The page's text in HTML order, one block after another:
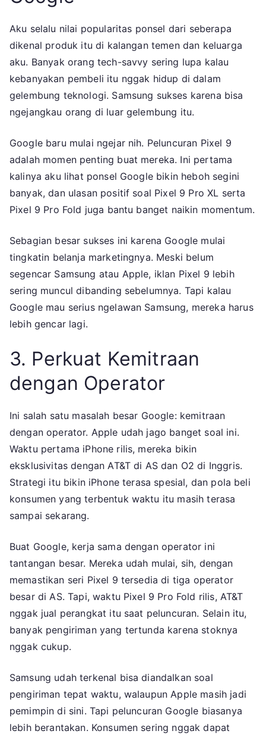
Aku selalu nilai popularitas ponsel dari seberapa
dikenal produk itu di kalangan temen dan keluarga
aku. Banyak orang tech-savvy sering lupa kalau
kebanyakan pembeli itu nggak hidup di dalam
gelembung teknologi. Samsung sukses karena bisa
ngejangkau orang di luar gelembung itu.
Google baru mulai ngejar nih. Peluncuran Pixel 9
adalah momen penting buat mereka. Ini pertama
kalinya aku lihat ponsel Google bikin heboh segini
banyak, dan ulasan positif soal Pixel 9 Pro XL serta
Pixel 9 Pro Fold juga bantu banget naikin momentum.
Sebagian besar sukses ini karena Google mulai
tingkatin belanja marketingnya. Meski belum
segencar Samsung atau Apple, iklan Pixel 9 lebih
sering muncul dibanding sebelumnya. Tapi kalau
Google mau serius ngelawan Samsung, mereka harus
lebih gencar lagi.
3. Perkuat Kemitraan
dengan Operator
Ini salah satu masalah besar Google: kemitraan
dengan operator. Apple udah jago banget soal ini.
Waktu pertama iPhone rilis, mereka bikin
eksklusivitas dengan AT&T di AS dan O2 di Inggris.
Strategi itu bikin iPhone terasa spesial, dan pola beli
konsumen yang terbentuk waktu itu masih terasa
sampai sekarang.
Buat Google, kerja sama dengan operator ini
tantangan besar. Mereka udah mulai, sih, dengan
memastikan seri Pixel 9 tersedia di tiga operator
besar di AS. Tapi, waktu Pixel 9 Pro Fold rilis, AT&T
nggak jual perangkat itu saat peluncuran. Selain itu,
banyak pengiriman yang tertunda karena stoknya
nggak cukup.
Samsung udah terkenal bisa diandalkan soal
pengiriman tepat waktu, walaupun Apple masih jadi
pemimpin di sini. Tapi peluncuran Google biasanya
lebih berantakan. Konsumen sering nggak dapat